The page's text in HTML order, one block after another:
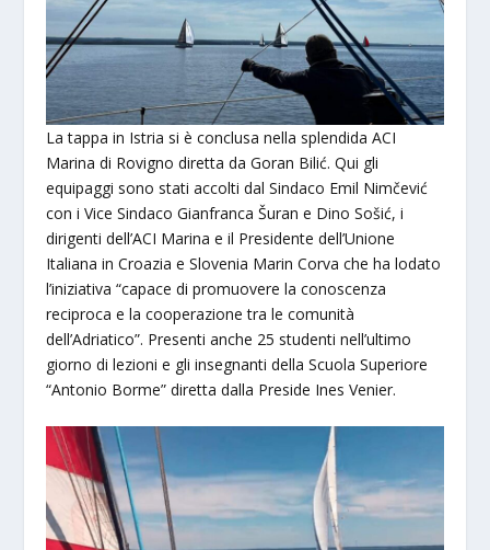
La tappa in Istria si è conclusa nella splendida ACI
Marina di Rovigno diretta da Goran Bilić. Qui gli
equipaggi sono stati accolti dal Sindaco Emil Nimčević
con i Vice Sindaco Gianfranca Šuran e Dino Sošić, i
dirigenti dell’ACI Marina e il Presidente dell’Unione
Italiana in Croazia e Slovenia Marin Corva che ha lodato
l’iniziativa “capace di promuovere la conoscenza
reciproca e la cooperazione tra le comunità
dell’Adriatico”. Presenti anche 25 studenti nell’ultimo
giorno di lezioni e gli insegnanti della Scuola Superiore
“Antonio Borme” diretta dalla Preside Ines Venier.